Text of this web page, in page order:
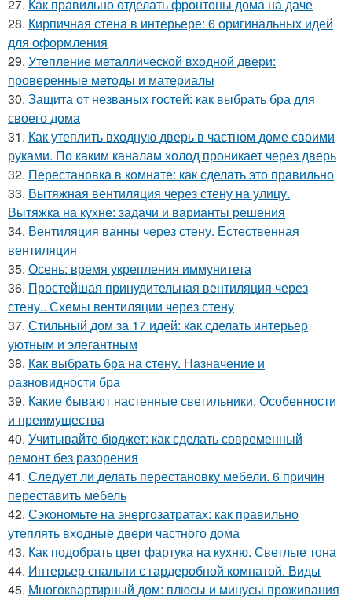
27. Как правильно отделать фронтоны дома на даче
28. Кирпичная стена в интерьере: 6 оригинальных идей
для оформления
29. Утепление металлической входной двери:
проверенные методы и материалы
30. Защита от незваных гостей: как выбрать бра для
своего дома
31. Как утеплить входную дверь в частном доме своими
руками. По каким каналам холод проникает через дверь
32. Перестановка в комнате: как сделать это правильно
33. Вытяжная вентиляция через стену на улицу.
Вытяжка на кухне: задачи и варианты решения
34. Вентиляция ванны через стену. Естественная
вентиляция
35. Осень: время укрепления иммунитета
36. Простейшая принудительная вентиляция через
стену.. Схемы вентиляции через стену
37. Стильный дом за 17 идей: как сделать интерьер
уютным и элегантным
38. Как выбрать бра на стену. Назначение и
разновидности бра
39. Какие бывают настенные светильники. Особенности
и преимущества
40. Учитывайте бюджет: как сделать современный
ремонт без разорения
41. Следует ли делать перестановку мебели. 6 причин
переставить мебель
42. Сэкономьте на энергозатратах: как правильно
утеплять входные двери частного дома
43. Как подобрать цвет фартука на кухню. Светлые тона
44. Интерьер спальни с гардеробной комнатой. Виды
45. Многоквартирный дом: плюсы и минусы проживания